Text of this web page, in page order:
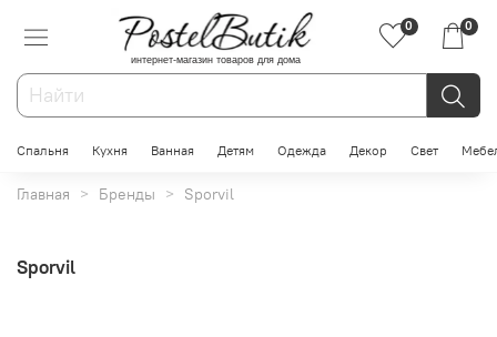
интернет-магазин товаров для дома
0 0
Спальня Кухня Ванная Детям Одежда Декор Свет
Главная Бренды Sporvil
Sporvil